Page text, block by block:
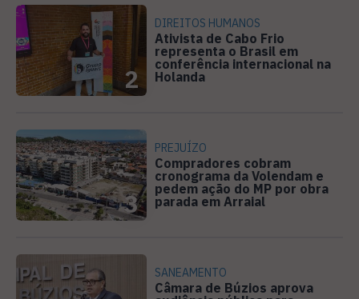
2
DIREITOS HUMANOS
Ativista de Cabo Frio
representa o Brasil em
conferência internacional na
Holanda
3
PREJUÍZO
Compradores cobram
cronograma da Volendam e
pedem ação do MP por obra
parada em Arraial
SANEAMENTO
Câmara de Búzios aprova